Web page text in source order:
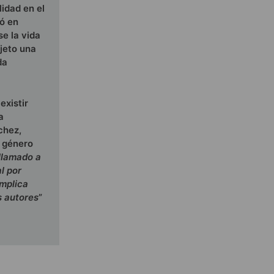
en el
en
la vida
una
a
por
autores”